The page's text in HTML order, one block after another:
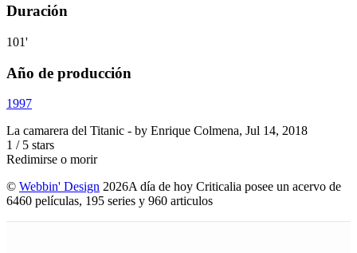
Duración
101'
Año de producción
1997
La camarera del Titanic - by Enrique Colmena, Jul 14, 2018
1 / 5 stars
Redimirse o morir
© Webbin' Design 2026A día de hoy Criticalia posee un acervo de
6460 películas, 195 series y 960 articulos